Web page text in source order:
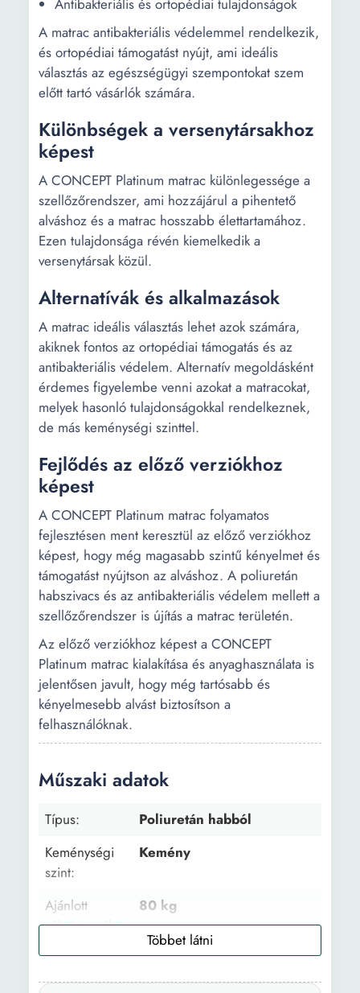
Antibakteriális és ortopédiai tulajdonságok
A matrac antibakteriális védelemmel rendelkezik,
és ortopédiai támogatást nyújt, ami ideális
választás az egészségügyi szempontokat szem
előtt tartó vásárlók számára.
Különbségek a versenytársakhoz
képest
A CONCEPT Platinum matrac különlegessége a
szellőzőrendszer, ami hozzájárul a pihentető
alváshoz és a matrac hosszabb élettartamához.
Ezen tulajdonsága révén kiemelkedik a
versenytársak közül.
Alternatívák és alkalmazások
A matrac ideális választás lehet azok számára,
akiknek fontos az ortopédiai támogatás és az
antibakteriális védelem. Alternatív megoldásként
érdemes figyelembe venni azokat a matracokat,
melyek hasonló tulajdonságokkal rendelkeznek,
de más keménységi szinttel.
Fejlődés az előző verziókhoz
képest
A CONCEPT Platinum matrac folyamatos
fejlesztésen ment keresztül az előző verziókhoz
képest, hogy még magasabb szintű kényelmet és
támogatást nyújtson az alváshoz. A poliuretán
habszivacs és az antibakteriális védelem mellett a
szellőzőrendszer is újítás a matrac területén.
Az előző verziókhoz képest a CONCEPT
Platinum matrac kialakítása és anyaghasználata is
jelentősen javult, hogy még tartósabb és
kényelmesebb alvást biztosítson a
felhasználóknak.
Műszaki adatok
Típus:
Poliuretán habból
Keménységi
szint:
Kemény
Ajánlott
súly/személy:
80 kg
Levehető
huzat:
Nem